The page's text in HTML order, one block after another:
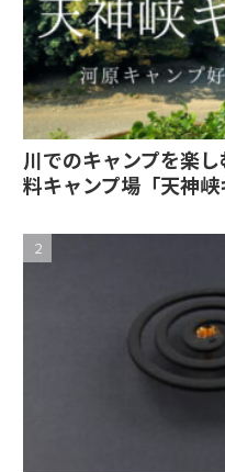
川でのキャンプを楽
料キャンプ場「天神